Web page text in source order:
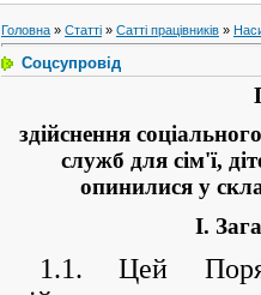
Головна » Статті » Сатті працівників »
Соцсупровід
здійснення
служб для сім'ї,
опинилися у
I.
1.1. Цей